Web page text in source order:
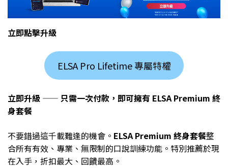
立即點擊升級
ELSA Pro Lifetime 專屬特權
立即升級 —— 只需一次付款，即可擁有 ELSA Premium 終
身套餐
不要錯過這千載難逢的機會。 ELSA Premium 終身套餐整
合所有有效、專業、無限制的口說訓練功能。特別推薦於現
在入手，折扣最大、回饋最高。